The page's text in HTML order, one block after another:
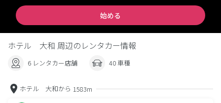
始める
ホテル 大和 周辺のレンタカー情報
6 レンタカー店舗 40 車種
ホテル 大和から 1583m